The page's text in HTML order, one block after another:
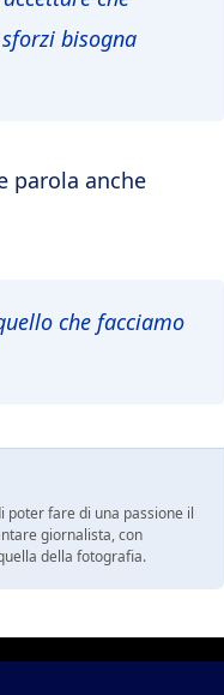
bisogna
parola anche
che facciamo
poter fare di una passione il
giornalista, con
della fotografia.